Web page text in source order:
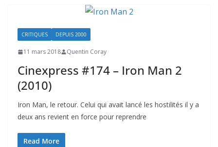
CRITIQUES DEPUIS 2000
11 mars 2018 Quentin Coray
Cinexpress #174 – Iron Man 2
(2010)
Iron Man, le retour. Celui qui avait lancé les hostilités il y a
deux ans revient en force pour reprendre
Read More